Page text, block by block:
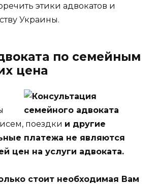
этики адвокатов и
Украины.
по семейным
цена
поездки и другие
платежа не являются
цен на услуги адвоката.
стоит необходимая Вам